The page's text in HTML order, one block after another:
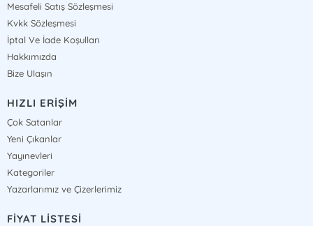
Mesafeli Satış Sözleşmesi
Kvkk Sözleşmesi
İptal Ve İade Koşulları
Hakkımızda
Bize Ulaşın
HIZLI ERİŞİM
Çok Satanlar
Yeni Çıkanlar
Yayınevleri
Kategoriler
Yazarlarımız ve Çizerlerimiz
FİYAT LİSTESİ